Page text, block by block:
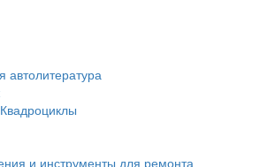
автолитература
и инструменты для ремонта